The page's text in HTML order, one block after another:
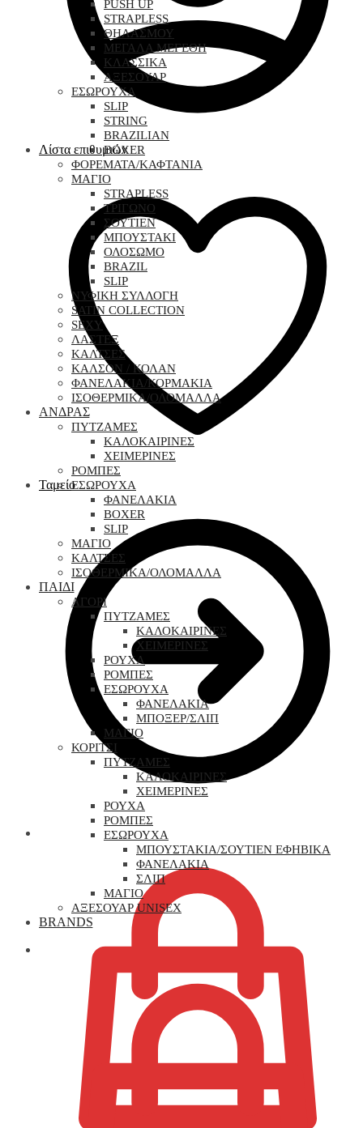
Λίστα επιθυμιών
Ταμείο
PUSH UP
STRAPLESS
ΘΗΛΑΣΜΟΥ
ΜΕΓΑΛΑ ΜΕΓΕΘΗ
ΚΛΑΣΣΙΚΑ
ΑΞΕΣΟΥΑΡ
ΕΣΩΡΟΥΧΑ
SLIP
STRING
BRAZILIAN
BOXER
ΦΟΡΕΜΑΤΑ/ΚΑΦΤΑΝΙΑ
ΜΑΓΙΟ
STRAPLESS
ΤΡΙΓΩΝΟ
ΣΟΥΤΙΕΝ
ΜΠΟΥΣΤΑΚΙ
ΟΛΟΣΩΜΟ
BRAZIL
SLIP
ΝΥΦΙΚΗ ΣΥΛΛΟΓΗ
SATIN COLLECTION
SEXY
ΛΑΣΤΕΞ
ΚΑΛΤΣΕΣ
ΚΑΛΣΟΝ / ΚΟΛΑΝ
ΦΑΝΕΛΑΚΙΑ/ΚΟΡΜΑΚΙΑ
ΙΣΟΘΕΡΜΙΚΑ/ΟΛΟΜΑΛΛΑ
ΑΝΔΡΑΣ
ΠΥΤΖΑΜΕΣ
ΚΑΛΟΚΑΙΡΙΝΕΣ
ΧΕΙΜΕΡΙΝΕΣ
ΡΟΜΠΕΣ
ΕΣΩΡΟΥΧΑ
ΦΑΝΕΛΑΚΙΑ
BOXER
SLIP
ΜΑΓΙΟ
ΚΑΛΤΣΕΣ
ΙΣΟΘΕΡΜΙΚΑ/ΟΛΟΜΑΛΛΑ
ΠΑΙΔΙ
ΑΓΟΡΙ
ΠΥΤΖΑΜΕΣ
ΚΑΛΟΚΑΙΡΙΝΕΣ
ΧΕΙΜΕΡΙΝΕΣ
ΡΟΥΧΑ
ΡΟΜΠΕΣ
ΕΣΩΡΟΥΧΑ
ΦΑΝΕΛΑΚΙΑ
ΜΠΟΞΕΡ/ΣΛΙΠ
ΜΑΓΙΟ
ΚΟΡΙΤΣΙ
ΠΥΤΖΑΜΕΣ
ΚΑΛΟΚΑΙΡΙΝΕΣ
ΧΕΙΜΕΡΙΝΕΣ
ΡΟΥΧΑ
ΡΟΜΠΕΣ
ΕΣΩΡΟΥΧΑ
ΜΠΟΥΣΤΑΚΙΑ/ΣΟΥΤΙΕΝ ΕΦΗΒΙΚΑ
ΦΑΝΕΛΑΚΙΑ
ΣΛΙΠ
ΜΑΓΙΟ
ΑΞΕΣΟΥΑΡ UNISEX
BRANDS